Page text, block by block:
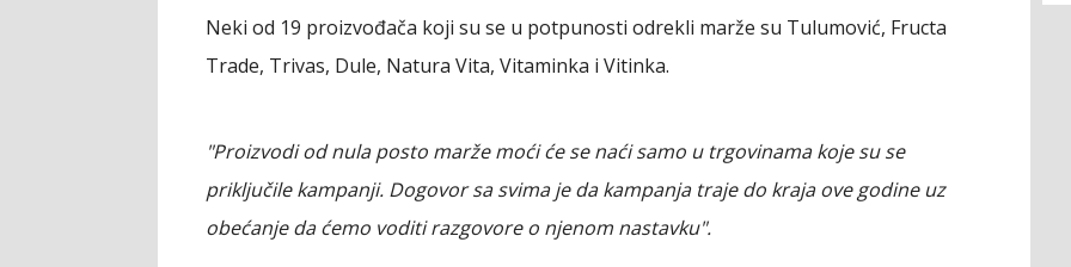
Neki od 19 proizvođača koji su se u potpunosti odrekli marže su Tulumović, Fructa
Trade, Trivas, Dule, Natura Vita, Vitaminka i Vitinka.
"Proizvodi od nula posto marže moći će se naći samo u trgovinama koje su se
priključile kampanji. Dogovor sa svima je da kampanja traje do kraja ove godine uz
obećanje da ćemo voditi razgovore o njenom nastavku".